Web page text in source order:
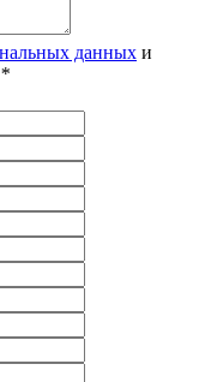
данных и
*